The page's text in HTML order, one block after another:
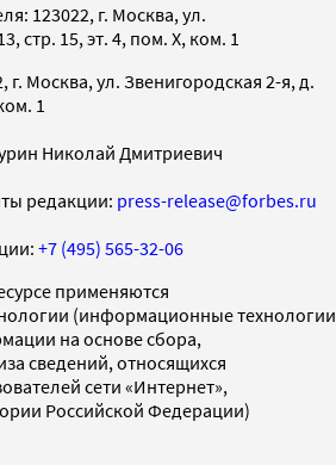
123022, г. Москва, ул.
стр. 15, эт. 4, пом. X, ком. 1
г. Москва, ул. Звенигородская 2-я, д.
1
Николай Дмитриевич
редакции: press-release@forbes.ru
+7 (495) 565-32-06
применяются
(информационные технологии
на основе сбора,
сведений, относящихся
сети «Интернет»,
Российской Федерации)